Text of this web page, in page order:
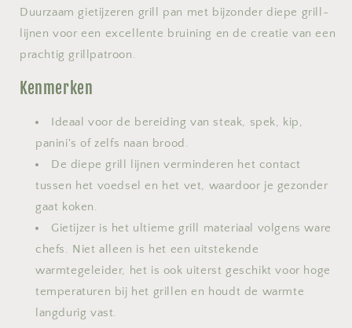
Duurzaam gietijzeren grill pan met bijzonder diepe grill-
lijnen voor een excellente bruining en de creatie van een
prachtig grillpatroon.
Kenmerken
Ideaal voor de bereiding van steak, spek, kip,
panini's of zelfs naan brood.
De diepe grill lijnen verminderen het contact
tussen het voedsel en het vet, waardoor je gezonder
gaat koken.
Gietijzer is het ultieme grill materiaal volgens ware
chefs. Niet alleen is het een uitstekende
warmtegeleider, het is ook uiterst geschikt voor hoge
temperaturen bij het grillen en houdt de warmte
langdurig vast.